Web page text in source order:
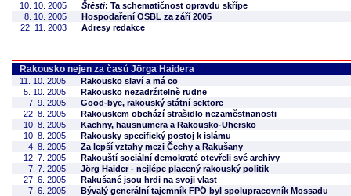
10. 10. 2005
Štěstí: Ta schematičnost opravdu skřípe
8. 10. 2005
Hospodaření OSBL za září 2005
22. 11. 2003
Adresy redakce
Rakousko nejen za časů Jörga Haidera
11. 10. 2005
Rakousko slaví a má co
5. 10. 2005
Rakousko nezadržitelně rudne
7. 9. 2005
Good-bye, rakouský státní sektore
22. 8. 2005
Rakouskem obchází strašidlo nezaměstnanosti
10. 8. 2005
Kachny, hausnumera a Rakousko-Uhersko
10. 8. 2005
Rakousky specifický postoj k islámu
4. 8. 2005
Za lepší vztahy mezi Čechy a Rakušany
12. 7. 2005
Rakouští sociální demokraté otevřeli své archivy
7. 7. 2005
Jörg Haider - nejlépe placený rakouský politik
27. 6. 2005
Rakušané jsou hrdi na svoji vlast
7. 6. 2005
Bývalý generální tajemník FPÖ byl spolupracovník Mossadu